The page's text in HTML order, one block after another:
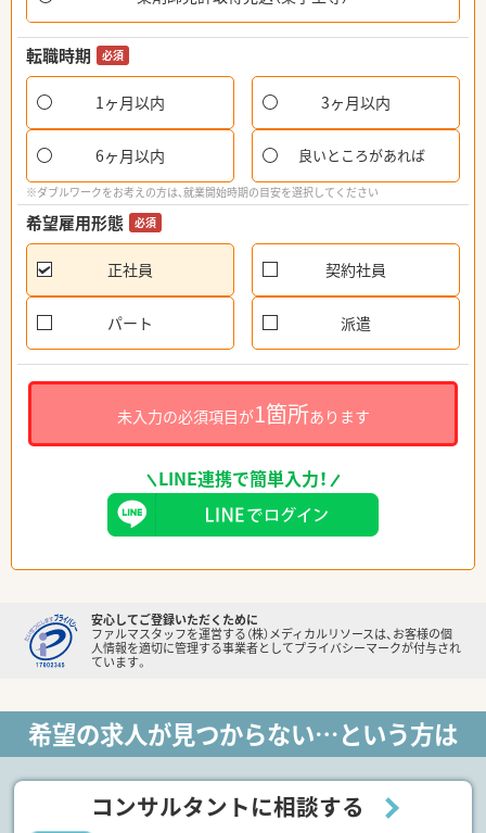
転職時期 必須
1ヶ月以内 3ヶ月以内
6ヶ月以内 良いところがあれば
※ダブルワークをお考えの方は、就業開始時期の目安を選択してください
希望雇用形態 必須
正社員 契約社員
パート 派遣
未入力の必須項目が1箇所あります
LINE連携で簡単入力！
安心してご登録いただくために
ファルマスタッフを運営する（株）メディカルリソースは、お客様の個
人情報を適切に管理する事業者としてプライバシーマークが付与され
ています。
希望の求人が見つからない…という方は
コンサルタントに相談する